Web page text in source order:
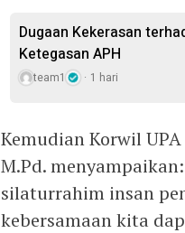
Dugaan Kekerasan
Ketegasan APH
team1 1 hari
Kemudian Korwil
M.Pd.
silaturrahim insan
kebersamaan kita